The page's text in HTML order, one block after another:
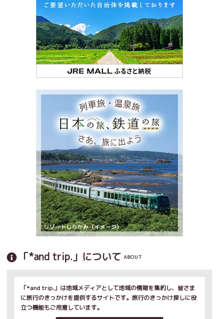
「*and trip.」について ABOUT
「*and trip.」は地域メディアとして地域の情報を集約し、皆さま
に旅行のきっかけを提供するサイトです。旅行のきっかけ探しに役
立つ機能もご用意しています。